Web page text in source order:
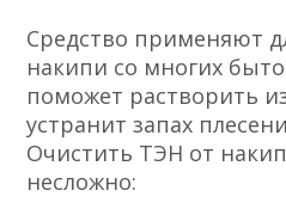
Средство применяют
накипи со многих
поможет растворить
устранит запах
Очистить ТЭН от
несложно: